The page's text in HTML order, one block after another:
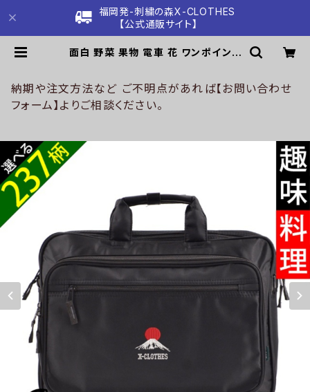
福岡発-刺繍の森X-CLOTHES
【公式通販サイト】
面白 野菜 果物 電車 花 ワンポイント
ッグ ブラック 黒 バック 柄 ori-a-ba
g60-b09-s | 刺繍の森X-CLOTH
ES【公式通販サイト】
納期や注文方法など ご不明点があれば【お問い合わせ
フォーム】よりご相談ください。